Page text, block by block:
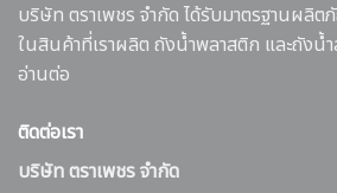
บริษัท ตราเพชร จำกัด ได้รับมาตรฐานผลิ
ในสินค้าที่เราผลิต ถังน้ำพลาสติก และถังน้ำ
อ่านต่อ
ติดต่อเรา
บริษัท ตราเพชร จำกัด